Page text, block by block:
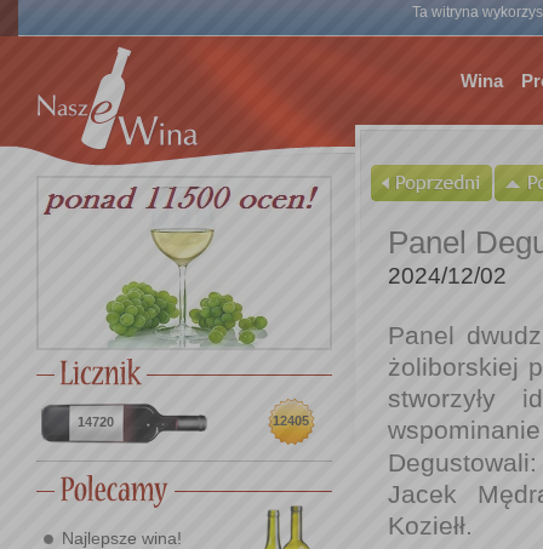
Ta witryna
Wina
14720 12405
Najlepsze wina!
Panel
2024/12/02
Panel
żoliborskiej
stworzyły
Jacek
Koziełł.